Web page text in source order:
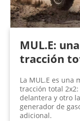
MUL.E:
tracción
La MUL.E es una
tracción total
delantera y otro
generador de
adicional.